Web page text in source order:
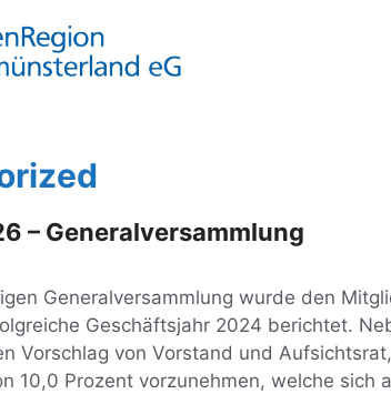
– Generalversammlung
Generalversammlung wurde den
Geschäftsjahr 2024 berichtet.
Vorschlag von Vorstand und
10,0 Prozent vorzunehmen, welche sich